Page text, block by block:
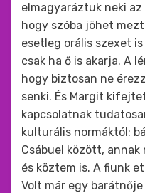
elmagyaráztuk neki
hogy szóba jöhet
esetleg orális szexet
csak ha ő is akarja. A
hogy biztosan ne
senki. És Margit
kapcsolatnak
kulturális normáktól:
Csábuel között,
és köztem is. A fiunk
Volt már egy